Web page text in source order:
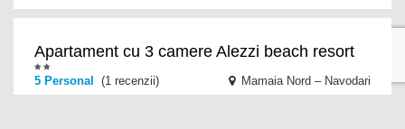
Apartament cu 3 camere Alezzi beach resort
5 Personal (1 recenzii) Mamaia Nord – Navodari